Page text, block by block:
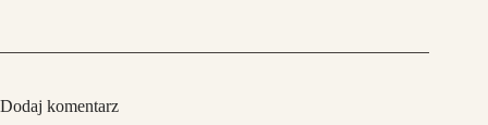
Dodaj komentarz